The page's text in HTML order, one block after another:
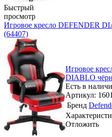
Быстрый
просмотр
Игровое кресло DEFENDER
(64407)
Игровое
DIABLO
Есть в
Артикул:
Бренд
Отложить